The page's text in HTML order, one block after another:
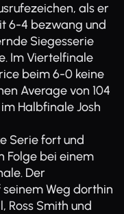
als er
6-4 bezwang und
Siegesserie
Im Viertelfinale
beim 6-0 keine
Average von 104
Halbfinale Josh
Serie fort und
Folge bei einem
Der
Weg dorthin
Ross Smith und